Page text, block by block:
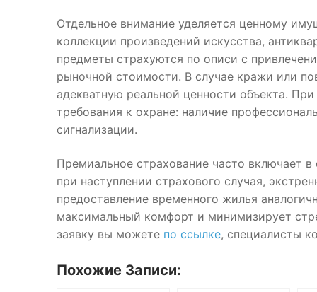
Отдельное внимание уделяется ценному
коллекции произведений искусства,
предметы страхуются по описи с
рыночной стоимости. В случае кражи или
адекватную реальной ценности объекта.
требования к охране: наличие
сигнализации.
Премиальное страхование часто включает
при наступлении страхового случая,
предоставление временного жилья
максимальный комфорт и минимизирует
заявку вы можете по ссылке, специалисты
Похожие Записи: